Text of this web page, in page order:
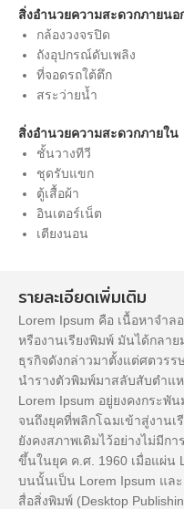
สิ่งอำนวยความสะดวกภายนอ
กล้องวงจรปิด
ถังอุปกรณ์ดับเพลิง
ที่จอดรถใต้ตึก
สระว่ายน้ำ
สิ่งอำนวยความสะดวกภายใน
ชั้นวางทีวี
ชุดรับแขก
ตู้เสื้อผ้า
อินเตอร์เน็ต
เตียงนอน
รายละเอียดเพิ่มเติม
Lorem Ipsum คือ เนื้อหาจำ
หรืองานเรียงพิมพ์ มันได้กลา
ธุรกิจดังกล่าวมาตั้งแต่ศตวรร
นำรางตัวพิมพ์มาสลับสับตำแ
Lorem Ipsum อยู่ยงคงกระพั
จนถึงยุคที่พลิกโฉมเข้าสู่งานเ
ยังคงสภาพเดิมไว้อย่างไม่มีก
ขึ้นในยุค ค.ศ. 1960 เมื่อแผ่น
บนนั้นเป็น Lorem Ipsum แล
สื่อสิ่งพิมพ์ (Desktop